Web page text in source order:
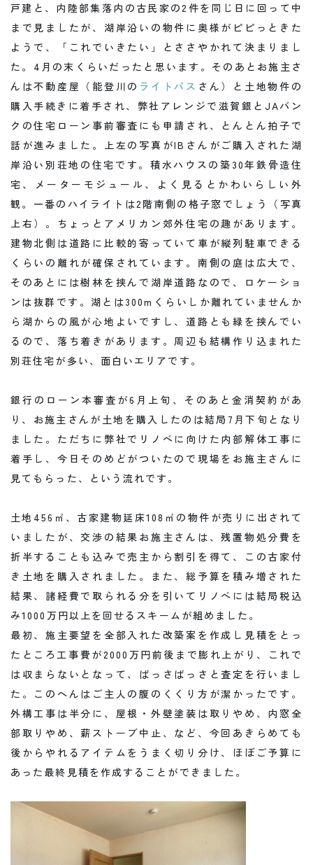
戸建と、内陸部集落内の古民家の2件を同じ日に回って中
まで見ましたが、湖岸沿いの物件に奥様がピピっときた
ようで、「これでいきたい」とささやかれて決まりまし
た。4月の末くらいだったと思います。そのあとお施主さ
んは不動産屋（能登川の ライトパス さん）と土地物件の
購入手続きに着手され、弊社アレンジで滋賀銀とJAバン
クの住宅ローン事前審査にも申請され、とんとん拍子で
話が進みました。上左の写真がIBさんがご購入された湖
岸沿い別荘地の住宅です。積水ハウスの築30年鉄骨造住
宅、メーターモジュール、よく見るとかわいらしい外
観。一番のハイライトは2階南側の格子窓でしょう（写真
上右）。ちょっとアメリカン郊外住宅の趣があります。
建物北側は道路に比較的寄っていて車が縦列駐車できる
くらいの離れが確保されています。南側の庭は広大で、
そのあとには樹林を挟んで湖岸道路なので、ロケーショ
ンは抜群です。湖とは300mくらいしか離れていませんか
ら湖からの風が心地よいですし、道路とも緑を挟んでい
るので、落ち着きがあります。周辺も結構作り込まれた
別荘住宅が多い、面白いエリアです。
銀行のローン本審査が6月上旬、そのあと金消契約があ
り、お施主さんが土地を購入したのは結局7月下旬となり
ました。ただちに弊社でリノベに向けた内部解体工事に
着手し、今日そのめどがついたので現場をお施主さんに
見てもらった、という流れです。
土地456㎡、古家建物延床108㎡の物件が売りに出されて
いましたが、交渉の結果お施主さんは、残置物処分費を
折半することも込みで売主から割引を得て、この古家付
き土地を購入されました。また、総予算を積み増された
結果、諸経費で取られる分を引いてリノベには結局税込
み1000万円以上を回せるスキームが組めました。
最初、施主要望を全部入れた改築案を作成し見積をとっ
たところ工事費が2000万円前後まで膨れ上がり、これで
は収まらないとなって、ばっさばっさと査定を行いまし
た。このへんはご主人の腹のくくり方が潔かったです。
外構工事は半分に、屋根・外壁塗装は取りやめ、内窓全
部取りやめ、薪ストーブ中止、など、今回あきらめても
後からやれるアイテムをうまく切り分け、ほぼご予算に
あった最終見積を作成することができました。